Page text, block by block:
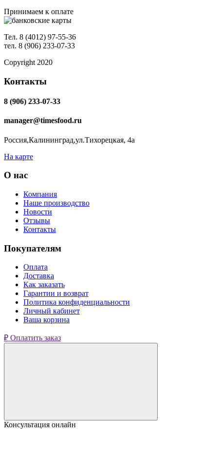
Принимаем к оплате
Тел. 8 (4012) 97-55-36
тел. 8 (906) 233-07-33
Copyright 2020
Контакты
8 (906) 233-07-33
manager@timesfood.ru
Россия,Калининград,ул.Тихорецкая, 4а
На карте
О нас
Компания
Наше производство
Новости
Отзывы
Контакты
Покупателям
Оплата
Доставка
Как заказать
Гарантии и возврат
Политика конфиденциальности
Личный кабинет
Ваша корзина
₽ Оплатить заказ
Консультация онлайн